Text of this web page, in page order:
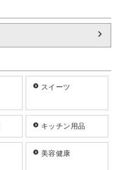
スイーツ
キッチン用品
美容健康